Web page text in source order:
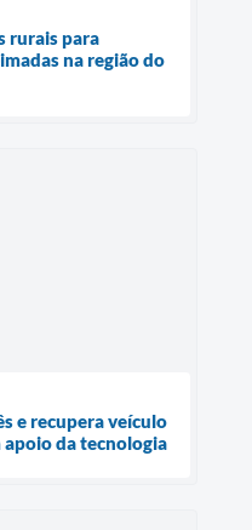
rurais para
na região do
e recupera veículo
da tecnologia